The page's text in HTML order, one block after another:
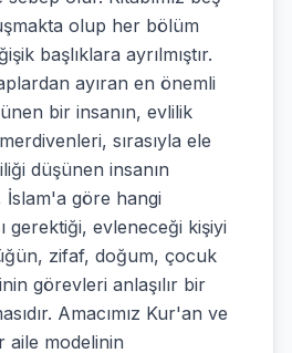
olup her bölüm
başlıklara ayrılmıştır.
ayıran en önemli
bir insanın, evlilik
sırasıyla ele
düşünen insanın
İslam'a göre hangi
gerektiği, evleneceği kişiyi
zifaf, doğum, çocuk
görevleri anlaşılır bir
Amacımız Kur'an ve
aile modelinin